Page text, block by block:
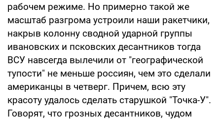
рабочем режиме. Но примерно такой же
масштаб разгрома устроили наши ракетчики,
накрыв колонну сводной ударной группы
ивановских и псковских десантников тогда
ВСУ навсегда вылечили от "географической
тупости" не меньше россиян, чем это сделали
американцы в четверг. Причем, всю эту
красоту удалось сделать старушкой "Точка-У".
Говорят, что грозных десантников, чудом